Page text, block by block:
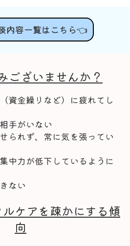
内容一覧はこちら👈
ございませんか？
資金繰りなど）に疲れてし
手がいない
られず、常に気を張ってい
中力が低下しているように
ない
ケアを疎かにする傾
向